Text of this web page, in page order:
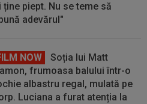
ține piept. Nu se teme să
adevărul"
NOW
Soția lui Matt
frumoasa balului într-o
albastru regal, mulată pe
Luciana a furat atenția la